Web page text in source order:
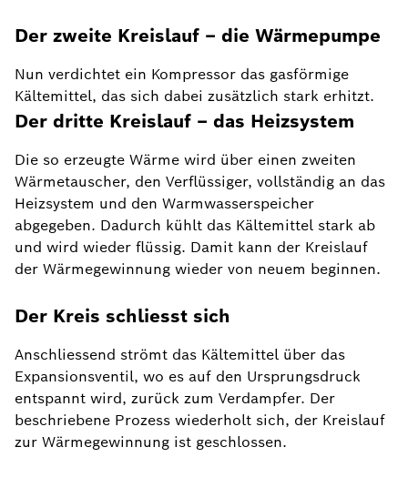
Der zweite Kreislauf – die Wärmepumpe
Nun verdichtet ein Kompressor das gasförmige
Kältemittel, das sich dabei zusätzlich stark erhitzt.
Der dritte Kreislauf – das Heizsystem
Die so erzeugte Wärme wird über einen zweiten
Wärmetauscher, den Verflüssiger, vollständig an das
Heizsystem und den Warmwasserspeicher
abgegeben. Dadurch kühlt das Kältemittel stark ab
und wird wieder flüssig. Damit kann der Kreislauf
der Wärmegewinnung wieder von neuem beginnen.
Der Kreis schliesst sich
Anschliessend strömt das Kältemittel über das
Expansionsventil, wo es auf den Ursprungsdruck
entspannt wird, zurück zum Verdampfer. Der
beschriebene Prozess wiederholt sich, der Kreislauf
zur Wärmegewinnung ist geschlossen.